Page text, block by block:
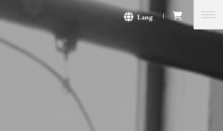
GULLAM グラム セレクトショッ
Lang